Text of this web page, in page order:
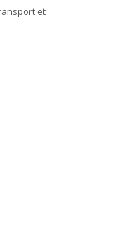
et